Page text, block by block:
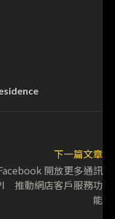
下一篇文章
開放更多通訊
推動網店客戶服務功
能